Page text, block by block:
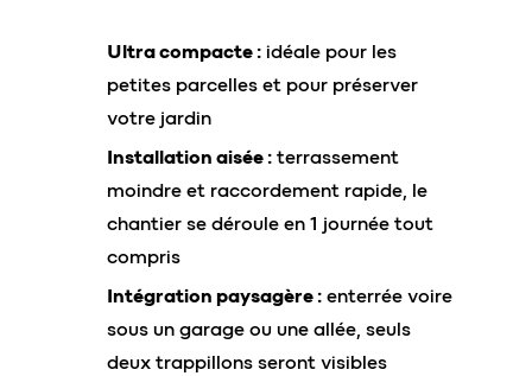
Ultra compacte : idéale pour les
petites parcelles et pour préserver
votre jardin
Installation aisée : terrassement
moindre et raccordement rapide, le
chantier se déroule en 1 journée tout
compris
Intégration paysagère : enterrée voire
sous un garage ou une allée, seuls
deux trappillons seront visibles